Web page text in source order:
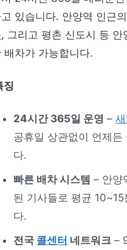
있습니다. 안양역 인근의
, 그리고 평촌 신도시 등 안
배차가 가능합니다.
징
24시간 365일 운영 –
공휴일 상관없이 언제든
다.
빠른 배차 시스템 – 안양
된 기사들로 평균 10~15
다.
전국 콜센터 네트워크 –